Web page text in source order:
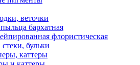
веточки
бархатная
флористическая
бульки
каттеры